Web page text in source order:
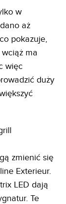
w
aż
pokazuje,
ma
więc
duży
zmienić się
Exterieur.
LED dają
Te